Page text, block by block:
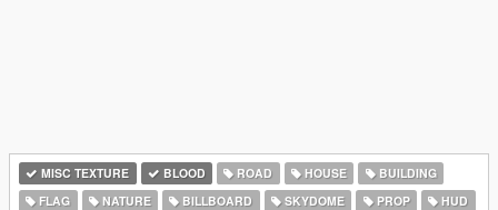
MISC TEXTURE BLOOD ROAD HOUSE
BUILDING
FLAG
NATURE BILLBOARD SKYDOME PROP HUD